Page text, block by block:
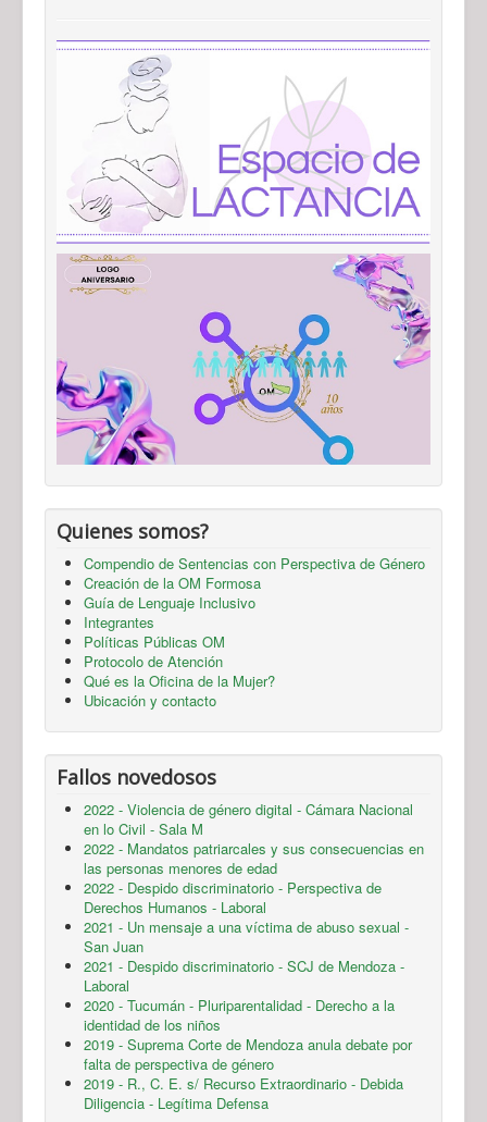
Quienes somos?
Compendio de Sentencias con Perspectiva de Género
Creación de la OM Formosa
Guía de Lenguaje Inclusivo
Integrantes
Políticas Públicas OM
Protocolo de Atención
Qué es la Oficina de la Mujer?
Ubicación y contacto
Fallos novedosos
2022 - Violencia de género digital - Cámara Nacional
en lo Civil - Sala M
2022 - Mandatos patriarcales y sus consecuencias en
las personas menores de edad
2022 - Despido discriminatorio - Perspectiva de
Derechos Humanos - Laboral
2021 - Un mensaje a una víctima de abuso sexual -
San Juan
2021 - Despido discriminatorio - SCJ de Mendoza -
Laboral
2020 - Tucumán - Pluriparentalidad - Derecho a la
identidad de los niños
2019 - Suprema Corte de Mendoza anula debate por
falta de perspectiva de género
2019 - R., C. E. s/ Recurso Extraordinario - Debida
Diligencia - Legítima Defensa